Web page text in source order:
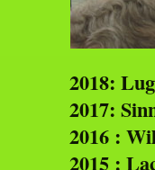
2018:
2017:
2016 :
2015 :